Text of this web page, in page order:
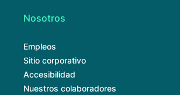
Nosotros
Empleos
Sitio corporativo
Accesibilidad
Nuestros colaboradores